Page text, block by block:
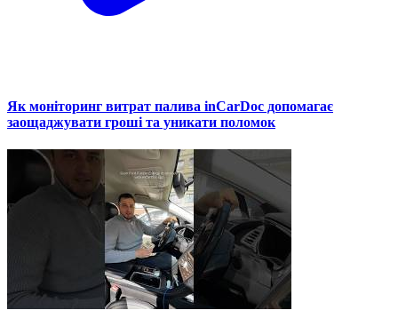
Як моніторинг витрат палива inCarDoc допомагає
заощаджувати гроші та уникати поломок